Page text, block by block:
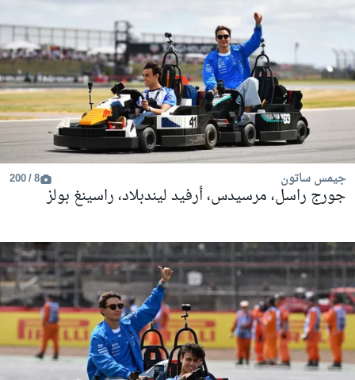
جيمس ساتون 8 / 200
جورج راسل، مرسيدس، أرفيد ليندبلاد، راسينغ بولز